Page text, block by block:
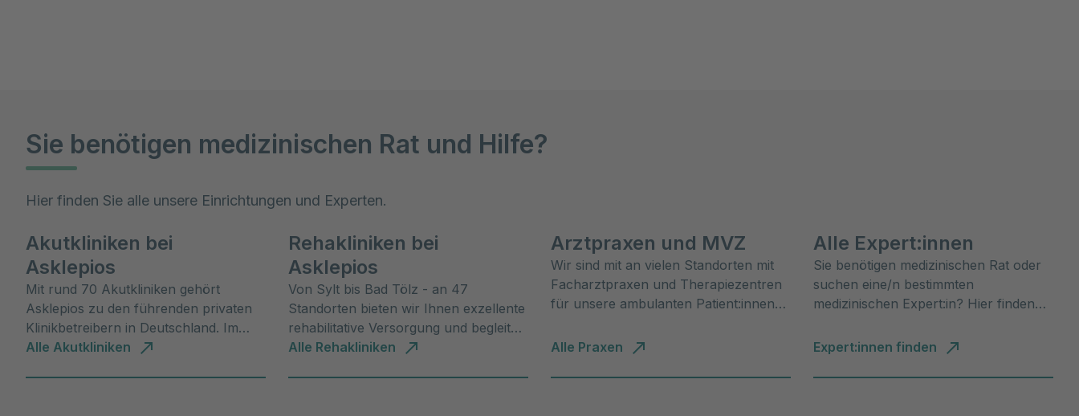
Sie benötigen medizinischen Rat und Hilfe?
Hier finden Sie alle unsere Einrichtungen und Experten.
Akutkliniken bei
Asklepios
Mit rund 70 Akutkliniken gehört
Asklepios zu den führenden privaten
Klinikbetreibern in Deutschland. Im
Verbund decken die Asklepios Kliniken
Alle Akutkliniken
Rehakliniken bei
Asklepios
Von Sylt bis Bad Tölz - an 47
Standorten bieten wir Ihnen exzellente
rehabilitative Versorgung und begleiten
Sie auf dem Weg zur Genesung.
Alle Rehakliniken
Arztpraxen und MVZ
Wir sind mit an vielen Standorten mit
Facharztpraxen und Therapiezentren
für unsere ambulanten Patient:innen
Alle Praxen
Alle Expert:innen
Sie benötigen medizinischen Rat oder
suchen eine/n bestimmten
medizinischen Expert:in? Hier finden
Expert:innen finden